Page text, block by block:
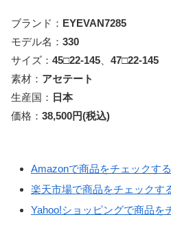
ブランド： EYEVAN7285
モデル名： 330
サイズ： 45□22-145、 47□22-145
素材： アセテート
生産国： 日本
価格： 38,500円(税込)
Amazonで商品をチェックす
楽天市場で商品をチェックす
Yahoo!ショッピングで商品